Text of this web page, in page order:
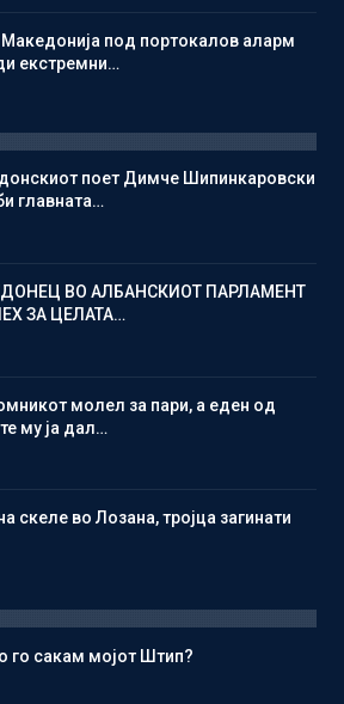
под портокалов аларм
екстремни…
поет Димче Шипинкаровски
главната…
ВО АЛБАНСКИОТ ПАРЛАМЕНТ
ЗА ЦЕЛАТА…
молел за пари, а еден од
му ја дал…
скеле во Лозана, тројца загинати
го сакам мојот Штип?